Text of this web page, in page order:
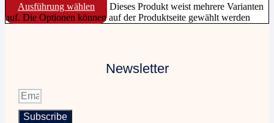
Ausführung wählen
Dieses Produkt weist mehrere Varianten
auf. Die Optionen können auf der Produktseite gewählt werden
Newsletter
Subscribe